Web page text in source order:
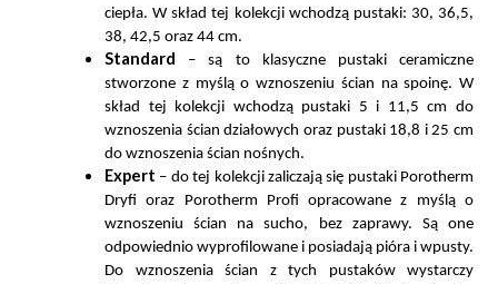
ciepła. W skład tej kolekcji wchodzą pustaki: 30, 36,5,
38, 42,5 oraz 44 cm.
Standard
– są to klasyczne pustaki ceramiczne
stworzone z myślą o wznoszeniu ścian na spoinę. W
skład tej kolekcji wchodzą pustaki 5 i 11,5 cm do
wznoszenia ścian działowych oraz pustaki 18,8 i 25 cm
do wznoszenia ścian nośnych.
Expert – do tej kolekcji zaliczają się pustaki Porotherm
Dryfi oraz Porotherm Profi opracowane z myślą o
wznoszeniu ścian na sucho, bez zaprawy. Są one
odpowiednio wyprofilowane i posiadają pióra i wpusty.
Do wznoszenia ścian z tych pustaków wystarczy